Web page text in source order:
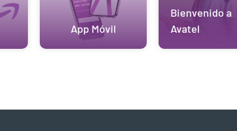
App Móvil
Bienvenido a
Avatel